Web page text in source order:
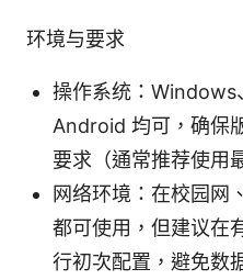
环境与要求
操作系统：Windows
Android 均可，确保
要求（通常推荐使用
网络环境：在校园网
都可使用，但建议在
行初次配置，避免数